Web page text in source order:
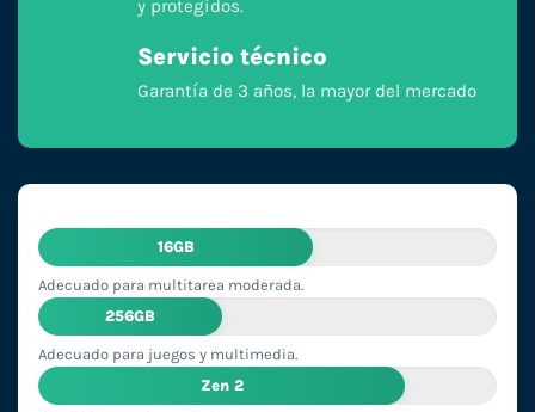
y protegidos.
Servicio técnico
Garantía de 3 años, la mayor del mercado
16GB
Adecuado para multitarea moderada.
256GB
Adecuado para juegos y multimedia.
Zen 2